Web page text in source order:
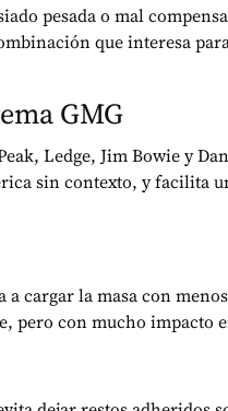
pesada o mal
que interesa
GMG
Ledge, Jim Bowie y
sin contexto, y facilita
cargar la masa con
con mucho impacto